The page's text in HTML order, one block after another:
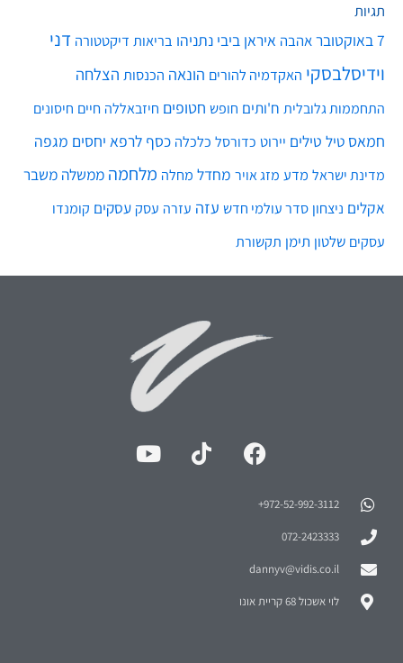
תגיות
7 באוקטובר אהבה איראן ביבי נתניהו בריאות דיקטטורה דני
וידיסלבסקי האקדמיה להורים הונאה הכנסות הצלחה
התחממות גלובלית ח'ותים חופש חטופים חיזבאללה חיים חיסונים
חמאס טיל טילים יירוט כדורסל כלכלה כסף לרפא יחסים מגפה
מדינת ישראל מדע מזג אויר מחדל מחלה מלחמה ממשלה משבר
אקלים ניצחון סדר עולמי חדש עזה עזרה עסק עסקים קומנדו
עסקים שלטון תימן תקשורת
972-52-992-3112⁩+
072-2423333
dannyv@vidis.co.il
לוי אשכול 68 קריית אונו